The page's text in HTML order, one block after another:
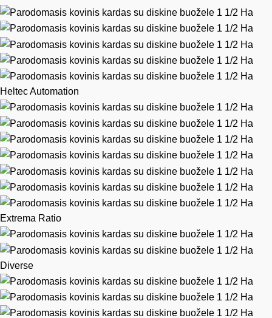
Heltec Automation
Extrema Ratio
Diverse